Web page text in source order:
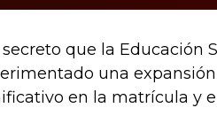
que la Educación
una
en la matrícula y